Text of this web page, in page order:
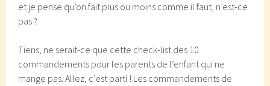
et je pense qu’on fait plus ou moins comme il faut, n’est-ce
pas ?
Tiens, ne serait-ce que cette check-list des 10
commandements pour les parents de l’enfant qui ne
mange pas. Allez, c’est parti ! Les commandements de